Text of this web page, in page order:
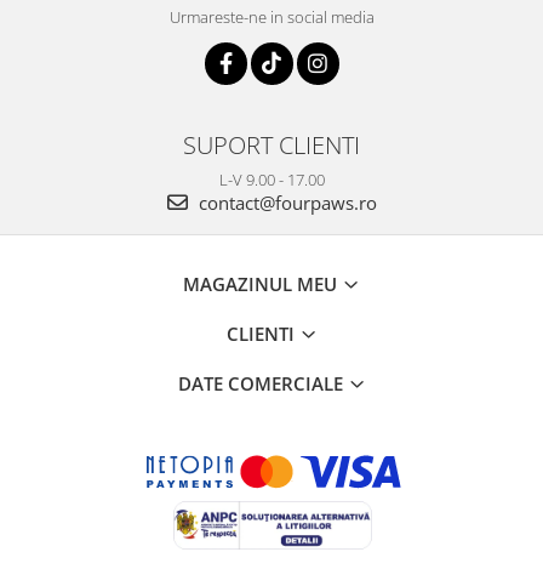
Urmareste-ne in social media
SUPORT CLIENTI
L-V 9.00 - 17.00
contact@fourpaws.ro
MAGAZINUL MEU
CLIENTI
DATE COMERCIALE